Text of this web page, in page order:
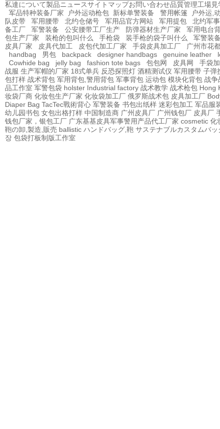
私達について製品ニュースサイトマップお問い合わせ品質管理工場見
军品特种装备厂家
户外运动枪包 新标单警装备 警用帐篷
户外运,
队皮带
军用腰带 北约仓储号 军用品官方网站 军用提包
北约军
备工厂
军警装备 公安腰带工厂生产 防弹器材生产厂家
军用电台
包生产厂家
装枪的包叫什么 手枪袋 装手枪的袋子叫什么
军警装
皮具厂家
皮具代加工 皮包代加工厂家 手袋皮具加工厂
广州市花
handbag
男包 backpack designer handbags genuine leather
Cowhide bag
jelly bag fashion tote bags 包包网 皮具网
手袋
战服 生产军帽的厂家 18式单兵 反恐探照灯 酒精测试仪 军用腰带 子弹
包打样 战术背包 军用背包,警用背包 军事背包 运动包 模块化背包 战争
品工作室 军警包袋 holster Industrial factory 战术教学 战术枪包 Hong
妆袋厂商 化妆包生产厂家 化妆袋加工厂 俄罗斯战术包 皮具加工厂
Diaper Bag TacTec戰術背心 军警装备 书包出纸样 迷彩包加工 军品服
幼儿园书包 女包出格打样 中国制造商 广州皮具厂 广州钱包厂 皮具厂
钱包厂家，银包工厂 广东基基皮具军事警用产品代工厂家 cosmetic 化
鞄の卸,製造,販売 ballistic ハンドバッグ,鞄 サステナブルカスタムバッ
장 包袋打板制版工作室